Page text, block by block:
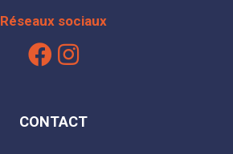
Réseaux sociaux
CONTACT